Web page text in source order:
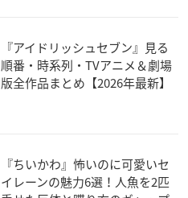
『アイドリッシュセブン』見る
順番・時系列・TVアニメ＆劇場
版全作品まとめ【2026年最新】
『ちいかわ』怖いのに可愛いセ
イレーンの魅力6選！人魚を2匹